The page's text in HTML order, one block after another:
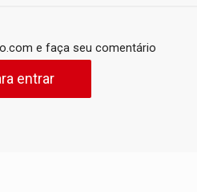
e faça seu comentário
entrar